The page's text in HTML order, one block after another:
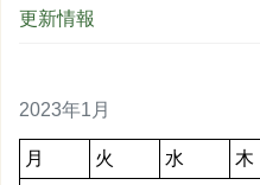
更新情報
2023年1月
月 火 水 木